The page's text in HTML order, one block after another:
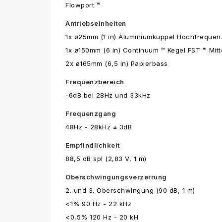
Flowport ™
Antriebseinheiten
1x ø25mm (1 in) Aluminiumkuppel
1x ø150mm (6 in) Continuum ™ Kegel FST ™
2x ø165mm (6,5 in) Papierbass
Frequenzbereich
-6dB bei 28Hz und 33kHz
Frequenzgang
48Hz - 28kHz ± 3dB
Empfindlichkeit
88,5 dB spl (2,83 V, 1 m)
Oberschwingungsverzerrung
2. und 3. Oberschwingung (90 dB, 1 m)
<1% 90 Hz - 22 kHz
<0,5% 120 Hz - 20 kH